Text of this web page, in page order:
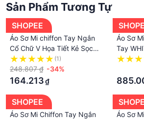
Phong cách: dáng rộng
Độ dày: thông thường
Lưu ý:
Sản phẩm thực tế và hình ảnh hiển
khác một chút do sự khác biệt về
hình và ánh sáng khi chụp hình.
Kích thước sản phẩm thực tế có
số (1-3 cm), đây không phải là vấn
Nếu bạn gặp sự cố, hãy liên hệ
Chúng tôi sẽ cố gắng hết sức để
Sản Phẩm Tương Tự
SHOPEE
Áo Sơ Mi chiffon Tay Ngắn
Cổ Chữ V Họa Tiết Kẻ Sọc
Thời Trang Mùa Hè Hàn
Quốc Cho Nam
(1)
248.807 ₫ -34%
164.213₫
Áo Sơ
Tay
Đính
SHOPEE
Áo Sơ Mi Chiffon Tay Ngắn
Áo Sơ